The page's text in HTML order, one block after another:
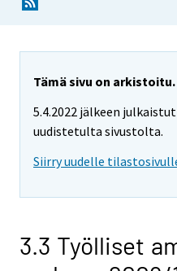
Tämä sivu on arkistoitu.
5.4.2022 jälkeen
uudistetulta sivustolta.
Siirry uudelle
3.3 Työlliset